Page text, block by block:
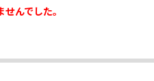
んでした。